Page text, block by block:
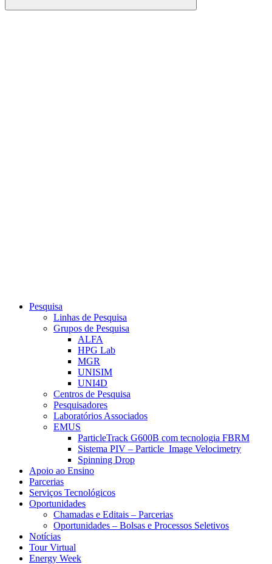
Buscar
Pesquisa
Linhas de Pesquisa
Grupos de Pesquisa
ALFA
HPG Lab
MGR
UNISIM
UNI4D
Centros de Pesquisa
Pesquisadores
Laboratórios Associados
EMUS
ParticleTrack G600B com tecnologia FBRM
Sistema PIV – Particle Image Velocimetry
Spinning Drop
Apoio ao Ensino
Parcerias
Serviços Tecnológicos
Oportunidades
Chamadas e Editais – Parcerias
Oportunidades – Bolsas e Processos Seletivos
Notícias
Tour Virtual
Energy Week